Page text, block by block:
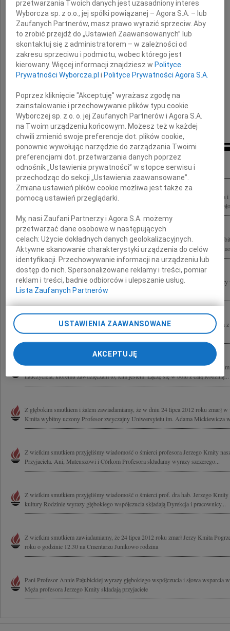
prof.
Jerzego Kmity
Dyrekcja i pracownicy
Telewizji Polskiej S.A. Oddział w Poznaniu
Inne kondolencje
Z wielkim smutkiem żegnamy Pana profesora Jerzego Kmitę wybitnego naukowca i
Człowieka, wieloletniego Przyjaciela Festiwalu Malta. Jego rozumienie kultury
Z głębokim żalem przyjęliśmy wiadomość o odejściu Profesora Jerzego Kmity
kultury, wspaniałego Człowieka o jasnym umyśle, osobistym uroku i poczuciu
Annie, Mateuszowi, Dzieciom i Rodzinie Profesora Jerzego Kmity składam wyrazy
Wawrzyniak
Pani Profesor, drogiej Koleżance Hannie Kmicie wyrazy serdecznego współczucia
współpracownicy Instytutu Biologii Molekularnej i Biotechnologii...
Z głębokim żalem i smutkiem przyjąłem wiadomość o śmierci profesora Jerzego
nauczyciela, któremu zawdzięczam to, kim jestem. Łączę się w bólu z całą Rodziną...
Z głębokim smutkiem i żalem zawiadamiamy, że w dniu 24 lipca 2012 roku zmarł
Kmita wybitny uczony Profesor zwyczajny Uniwersytetu im. Adama Mickiewicza
Z wielkim smutkiem przyjęliśmy wiadomość o śmierci profesora Jerzego Kmity
Przyjaciela. Ani, Mateuszowi i Córkom Profesora składamy wyrazy szczerego...
Z wielkim smutkiem przyjęliśmy wiadomość o śmierci prof. dra hab. Jerzego
kultury Rodzinie wyrazy głębokiego współczucia składają Dyrekcja i pracownicy...
Z wielkim smutkiem zawiadamiamy, że 24 lipca 2012 roku zmarł Jerzy Kmita
roku o godzinie 12.30 na Cmentarzu Junikowo rodzina
Pani Profesor Annie Pałubickiej wyrazy głębokiego współczucia i słowa wsparcia
Męża profesora Jerzego Kmity składają przyjaciele
przetwarzania Twoich danych jest uzasadniony interes
Wyborcza sp. z o.o., jej spółki powiązanej – Agora S.A. – lub
Zaufanych Partnerów, masz prawo wyrazić sprzeciw. Aby
to zrobić przejdź do „Ustawień Zaawansowanych” lub
skontaktuj się z administratorem – w zależności od
zakresu sprzeciwu i podmiotu, wobec którego jest
kierowany. Więcej informacji znajdziesz w Polityce
Prywatności Wyborcza.pl i Polityce Prywatności Agora S.A.
Poprzez kliknięcie "Akceptuję" wyrażasz zgodę na
zainstalowanie i przechowywanie plików typu cookie
Wyborczej sp. z o. o. jej Zaufanych Partnerów i Agora S.A.
na Twoim urządzeniu końcowym. Możesz też w każdej
chwili zmienić swoje preferencje dot. plików cookie,
ponownie wywołując narzędzie do zarządzania Twoimi
preferencjami dot. przetwarzania danych poprzez
odnośnik „Ustawienia prywatności” w stopce serwisu i
przechodząc do sekcji „Ustawienia zaawansowane”.
Zmiana ustawień plików cookie możliwa jest także za
pomocą ustawień przeglądarki.
My, nasi Zaufani Partnerzy i Agora S.A. możemy
przetwarzać dane osobowe w następujących
celach:Użycie dokładnych danych geolokalizacyjnych.
Aktywne skanowanie charakterystyki urządzenia do celów
identyfikacji. Przechowywanie informacji na urządzeniu lub
dostęp do nich. Spersonalizowane reklamy i treści, pomiar
reklam i treści, badnie odbiorców i ulepszanie usług.
Lista Zaufanych Partnerów
USTAWIENIA ZAAWANSOWANE
AKCEPTUJĘ